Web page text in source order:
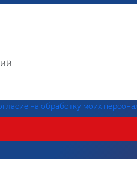
на обработку моих